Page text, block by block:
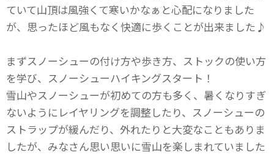
ていて山頂は風強くて寒いかなぁと心配になりました
が、思ったほど風もなく快適に歩くことが出来ました♪
まずスノーシューの付け方や歩き方、ストックの使い方
を学び、スノーシューハイキングスタート！
雪山やスノーシューが初めての方も多く、暑くなりすぎ
ないようにレイヤリングを調整したり、スノーシューの
ストラップが緩んだり、外れたりと大変なこともありま
したが、みなさん思い思いに雪山を楽しまれていました